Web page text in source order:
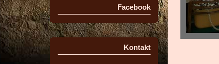
Facebook
Kontakt